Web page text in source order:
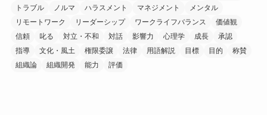
トラブル
ノルマ ハラスメント マネジメント
メンタル
リモートワーク
リーダーシップ ワークライフバランス
価値観
信頼
叱る 対立・不和 対話 影響力 心理学 成長
承認
指導
文化・風土 権限委譲 法律 用語解説 目標 目的
称賛
組織論
組織開発 能力 評価